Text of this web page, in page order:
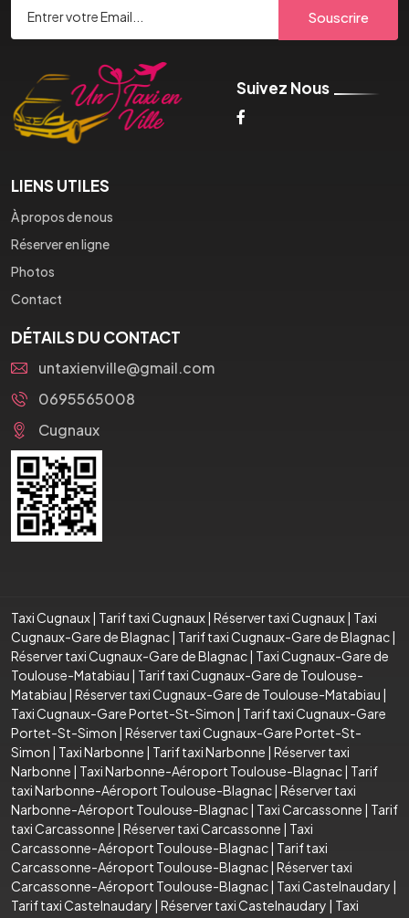
Souscrire
Suivez Nous
LIENS UTILES
À propos de nous
Réserver en ligne
Photos
Contact
DÉTAILS DU CONTACT
untaxienville@gmail.com
0695565008
Cugnaux
Taxi Cugnaux| Tarif taxi Cugnaux| Réserver taxi Cugnaux| Taxi
Cugnaux-Gare de Blagnac| Tarif taxi Cugnaux-Gare de Blagnac|
Réserver taxi Cugnaux-Gare de Blagnac| Taxi Cugnaux-Gare de
Toulouse-Matabiau | Tarif taxi Cugnaux-Gare de Toulouse-
Matabiau | Réserver taxi Cugnaux-Gare de Toulouse-Matabiau |
Taxi Cugnaux-Gare Portet-St-Simon | Tarif taxi Cugnaux-Gare
Portet-St-Simon | Réserver taxi Cugnaux-Gare Portet-St-
Simon | Taxi Narbonne | Tarif taxi Narbonne | Réserver taxi
Narbonne | Taxi Narbonne-Aéroport Toulouse-Blagnac| Tarif
taxi Narbonne-Aéroport Toulouse-Blagnac| Réserver taxi
Narbonne-Aéroport Toulouse-Blagnac| Taxi Carcassonne | Tarif
taxi Carcassonne | Réserver taxi Carcassonne | Taxi
Carcassonne-Aéroport Toulouse-Blagnac| Tarif taxi
Carcassonne-Aéroport Toulouse-Blagnac| Réserver taxi
Carcassonne-Aéroport Toulouse-Blagnac| Taxi Castelnaudary |
Tarif taxi Castelnaudary | Réserver taxi Castelnaudary | Taxi